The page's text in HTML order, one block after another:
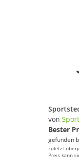
von
Bester
gefunden
zuletzt
Preis kann